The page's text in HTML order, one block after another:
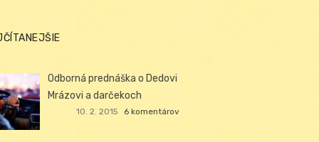
Odborná prednáška o Dedovi
Mrázovi a darčekoch
10. 2. 2015 6 komentárov